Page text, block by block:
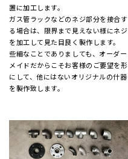
置に加工します。
ガス管ラックなどのネジ部分を接合す
る場合は、限界まで見えない様にネジ
を加工して見た目良く製作します。
些細なことでありましても、オーダー
メイドだからこそお客様のご要望を形
にして、他にはないオリジナルの什器
を製作致します。